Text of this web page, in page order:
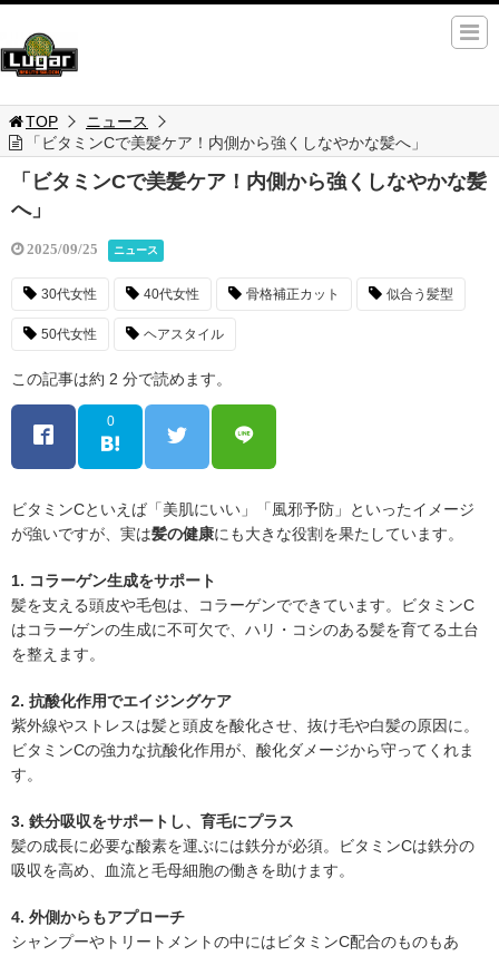
TOP
ニュース
「ビタミンCで美髪ケア！内側から強くしなやかな髪へ」
「ビタミンCで美髪ケア！内側から強くしなやかな髪
へ」
2025/09/25 ニュース
30代女性 40代女性 骨格補正カット 似合う髪型
50代女性 ヘアスタイル
この記事は約 2 分で読めます。
0
ビタミンCといえば「美肌にいい」「風邪予防」といったイメージ
が強いですが、実は髪の健康にも大きな役割を果たしています。
1. コラーゲン生成をサポート
髪を支える頭皮や毛包は、コラーゲンでできています。ビタミンC
はコラーゲンの生成に不可欠で、ハリ・コシのある髪を育てる土台
を整えます。
2. 抗酸化作用でエイジングケア
紫外線やストレスは髪と頭皮を酸化させ、抜け毛や白髪の原因に。
ビタミンCの強力な抗酸化作用が、酸化ダメージから守ってくれま
す。
3. 鉄分吸収をサポートし、育毛にプラス
髪の成長に必要な酸素を運ぶには鉄分が必須。ビタミンCは鉄分の
吸収を高め、血流と毛母細胞の働きを助けます。
4. 外側からもアプローチ
シャンプーやトリートメントの中にはビタミンC配合のものもあ